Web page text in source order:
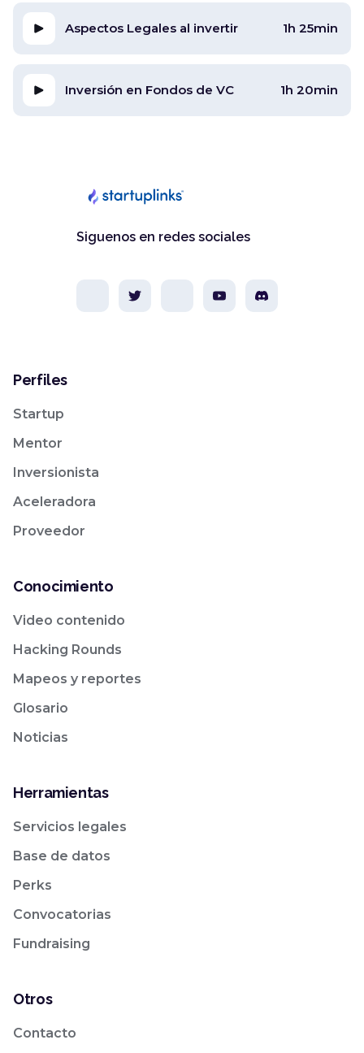
Aspectos Legales al invertir 1h 25min
Inversión en Fondos de VC 1h 20min
Siguenos en redes sociales
Perfiles
Startup
Mentor
Inversionista
Aceleradora
Proveedor
Conocimiento
Video contenido
Hacking Rounds
Mapeos y reportes
Glosario
Noticias
Herramientas
Servicios legales
Base de datos
Perks
Convocatorias
Fundraising
Otros
Contacto